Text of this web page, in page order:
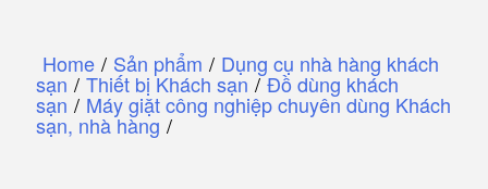
Home / Sản phẩm / Dụng cụ nhà hàng khách
sạn / Thiết bị Khách sạn / Đồ dùng khách
sạn / Máy giặt công nghiệp chuyên dùng Khách
sạn, nhà hàng /